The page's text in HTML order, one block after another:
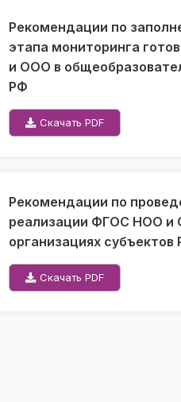
Рекомендации по
этапа мониторинга
и ООО в
РФ
Скачать PDF
Рекомендации по
реализации ФГОС НОО и
организациях субъектов
Скачать PDF